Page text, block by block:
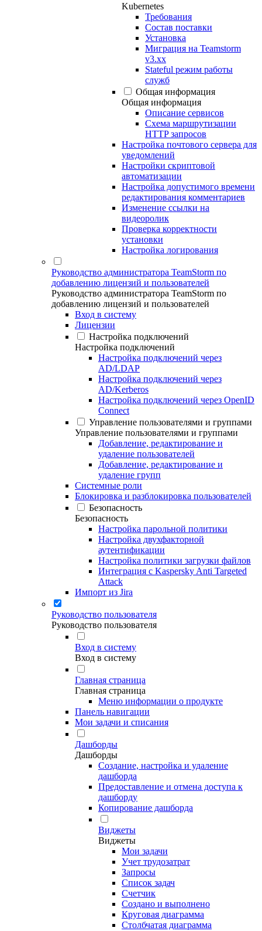
Kubernetes
Требования
Состав поставки
Установка
Миграция на Teamstorm
v3.xx
Stateful режим работы
служб
Общая информация
Общая информация
Описание сервисов
Схема маршрутизации
HTTP запросов
Настройка почтового сервера для
уведомлений
Настройки скриптовой
автоматизации
Настройка допустимого времени
редактирования комментариев
Изменение ссылки на
видеоролик
Проверка корректности
установки
Настройка логирования
Руководство администратора TeamStorm по
добавлению лицензий и пользователей
Руководство администратора TeamStorm по
добавлению лицензий и пользователей
Вход в систему
Лицензии
Настройка подключений
Настройка подключений
Настройка подключений через
AD/LDAP
Настройка подключений через
AD/Kerberos
Настройка подключений через OpenID
Connect
Управление пользователями и группами
Управление пользователями и группами
Добавление, редактирование и
удаление пользователей
Добавление, редактирование и
удаление групп
Системные роли
Блокировка и разблокировка пользователей
Безопасность
Безопасность
Настройка парольной политики
Настройка двухфакторной
аутентификации
Настройка политики загрузки файлов
Интеграция с Kaspersky Anti Targeted
Attack
Импорт из Jira
Руководство пользователя
Руководство пользователя
Вход в систему
Вход в систему
Главная страница
Главная страница
Меню информации о продукте
Панель навигации
Мои задачи и списания
Дашборды
Дашборды
Создание, настройка и удаление
дашборда
Предоставление и отмена доступа к
дашборду
Копирование дашборда
Виджеты
Виджеты
Мои задачи
Учет трудозатрат
Запросы
Список задач
Счетчик
Создано и выполнено
Круговая диаграмма
Столбчатая диаграмма